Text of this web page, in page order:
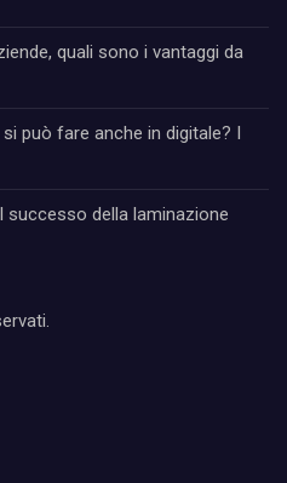
quali sono i vantaggi da
può fare anche in digitale? I
successo della laminazione